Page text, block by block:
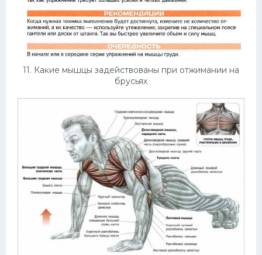
11. Какие мышцы задействованы при отжимании на
брусьях